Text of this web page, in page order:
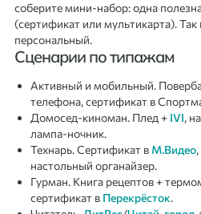
соберите мини-набор: одна
(сертификат или мультикарта).
персональный.
Сценарии по типажам
Активный и мобильный.
телефона, сертификат в
Домосед-киноман. Плед + IVI,
лампа-ночник.
Технарь. Сертификат в М.Видео
настольный органайзер.
Гурман. Книга рецептов +
сертификат в Перекрёсток.